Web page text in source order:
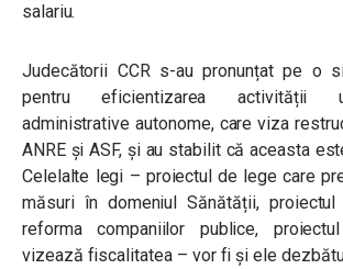
salariu.
Judecătorii CCR s-au pronunțat pe o
pentru eficientizarea activității
administrative autonome, care viza
ANRE și ASF, și au stabilit că aceasta
Celelalte legi – proiectul de lege care
măsuri în domeniul Sănătății,
reforma companiilor publice,
vizează fiscalitatea – vor fi și ele